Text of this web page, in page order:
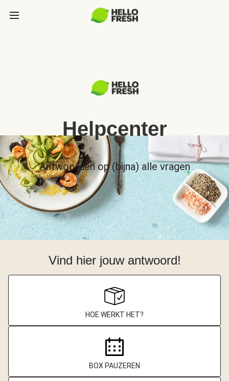
Helpcenter
Antwoorden op (bijna) alle vragen
Vind hier jouw antwoord!
HOE WERKT HET?
BOX PAUZEREN